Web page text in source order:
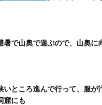
暑で山奥で遊ぶので、山奥に
いところ進んで行って、服が
窟にも